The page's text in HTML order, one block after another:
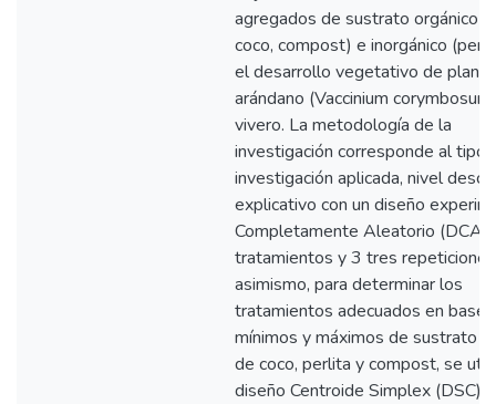
agregados de sustrato orgánico
coco, compost) e inorgánico
el desarrollo vegetativo de
arándano (Vaccinium
vivero. La metodología de la
investigación corresponde al tipo
investigación aplicada, nivel
explicativo con un diseño
Completamente Aleatorio (DCA)
tratamientos y 3 tres
asimismo, para determinar los
tratamientos adecuados en base
mínimos y máximos de sustrato
de coco, perlita y compost, se
diseño Centroide Simplex (DSC)